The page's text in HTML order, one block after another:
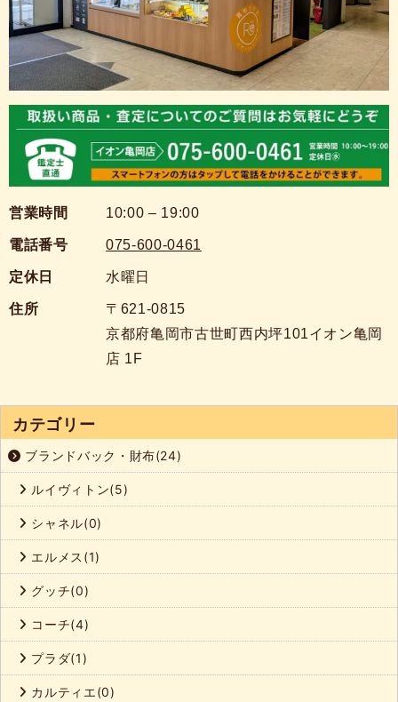
営業時間 10:00 – 19:00
電話番号 075-600-0461
定休日 水曜日
住所
〒621-0815
京都府亀岡市古世町西内坪101イオン亀岡
店 1F
カテゴリー
ブランドバック・財布(24)
ルイヴィトン(5)
シャネル(0)
エルメス(1)
グッチ(0)
コーチ(4)
プラダ(1)
カルティエ(0)